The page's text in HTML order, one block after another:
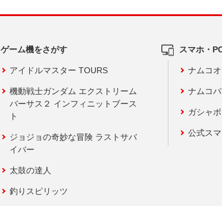
ゲーム機をさがす
アイドルマスター TOURS
機動戦士ガンダム エクストリーム
バーサス２ インフィニットブース
ト
ジョジョの奇妙な冒険 ラストサバ
イバー
太鼓の達人
釣りスピリッツ
スマホ・
ナムコ
ナムコ
ガシャ
公式ス